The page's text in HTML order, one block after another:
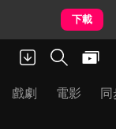
下載
戲劇 電影